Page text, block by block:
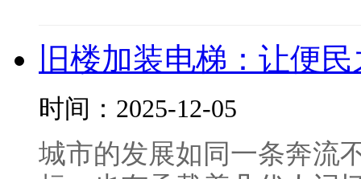
旧楼加装电梯：让便
时间：2025-12-05
城市的发展如同一条奔流